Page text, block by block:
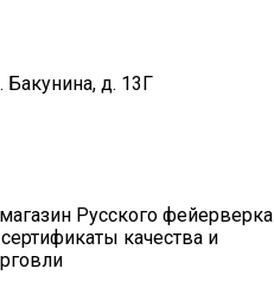
Бакунина, д. 13Г
Русского фейерверка
качества и